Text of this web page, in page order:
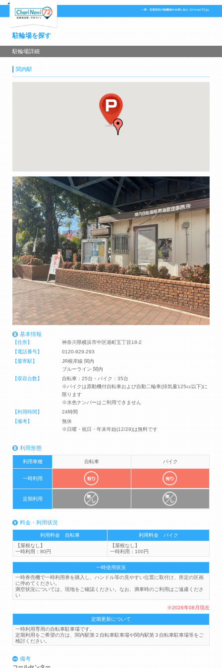
駐輪場を探す
駐輪場詳細
関内駅
基本情報
【住所】
神奈川県横浜市中区港町五丁目18-2
【電話番号】
0120-929-293
【最寄駅】
JR根岸線 関内
ブルーライン 関内
【収容台数】
自転車：25台・バイク：35台
※バイクは原動機付自転車および自動二輪車(排気量125cc以下)に
限ります
※水色ナンバーはご利用できません
【利用時間】
24時間
【備考】
無休
※日曜・祝日・年末年始(12/29)は無料です
利用形態
利用車種 自転車 バイク
一時利用
定期利用
料金・利用状況
利用料金 自転車
利用料金 バイク
【屋根なし】
一時利用：80円
【屋根なし】
一時利用：100円
一時使用状況
一時券売機で一時利用券を購入し、ハンドル等の見やすい位置に取付け、所定の区画
に停めてください。
満空状況については、現地をご確認ください。なお、満車時のご利用はご遠慮くださ
い
※2026年08月現在
定期更新について
一時利用専用の自転車駐車場です。
定期利用をご希望の方は、関内駅第２自転車駐車場や関内駅第３自転車駐車場等をご
検討ください。
備考
コールセンター